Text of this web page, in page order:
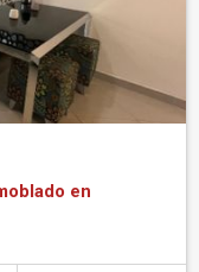
en